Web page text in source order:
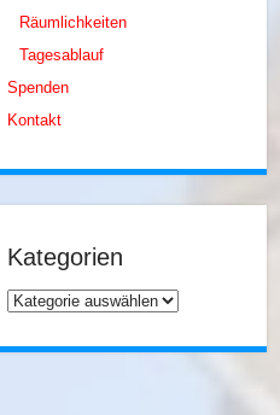
Räumlichkeiten
Tagesablauf
Spenden
Kontakt
Kategorien
Kategorien